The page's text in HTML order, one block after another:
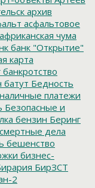
архив
асфальтовое
африканская чума
банк "Открытие"
карта
банкротство
батут Бедность
платежи
Безопасные и
бензин Беринг
дела
бешенство
бизнес-
БирЗСТ
2